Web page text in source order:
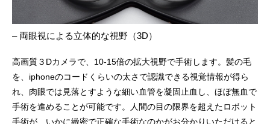
– 両眼視による立体的な視野（3D）
高画質３Dカメラで、10-15倍の拡大視野で手術します。髪の毛
を、iphoneのコードくらいの太さで認識できる視覚情報が得ら
れ、肉眼では見落とすような細い血管を凝固止血し、ほぼ無血で
手術を進めることが可能です。人間の目の限界を超えたロボット
手術が、いかに緻密で正確な手術なのかがお分かりいただけると